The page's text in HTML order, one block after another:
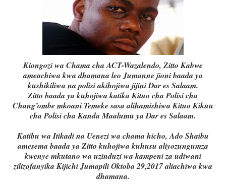
Kiongozi wa Chama cha ACT-Wazalendo, Zitto Kabwe
ameachiwa kwa dhamana leo Jumanne jioni baada ya
kushikiliwa na polisi akihojiwa jijini Dar es Salaam.
Zitto baada ya kuhojiwa katika Kituo cha Polisi cha
Chang’ombe mkoani Temeke sasa alihamishiwa Kituo Kikuu
cha Polisi cha Kanda Maalumu ya Dar es Salaam.
Katibu wa Itikadi na Uenezi wa chama hicho, Ado Shaibu
amesema baada ya Zitto kuhojiwa kuhusu aliyozungumza
kwenye mkutano wa uzinduzi wa kampeni za udiwani
zilizofanyika Kijichi Jumapili Oktoba 29,2017 aliachiwa kwa
dhamana.